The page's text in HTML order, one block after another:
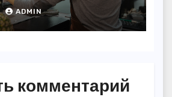
ADMIN
комментарий